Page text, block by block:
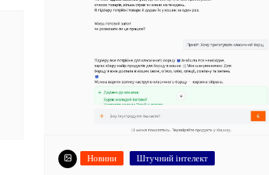
Новини Штучний інтелект